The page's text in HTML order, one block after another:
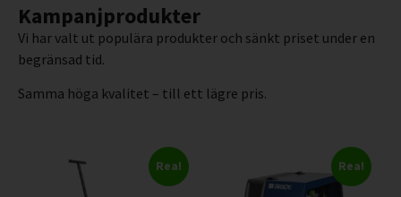
Kampanjprodukter
Vi har valt ut populära produkter och sänkt priset under en
begränsad tid.
Samma höga kvalitet – till ett lägre pris.
Rea! Rea!